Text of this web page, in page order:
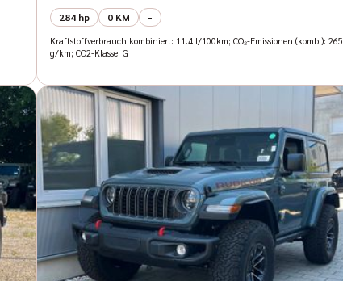
284 hp
0 KM -
Kraftstoffverbrauch kombiniert: 11.4 l/100km; CO₂-Emissionen (komb.): 265
g/km; CO2-Klasse: G